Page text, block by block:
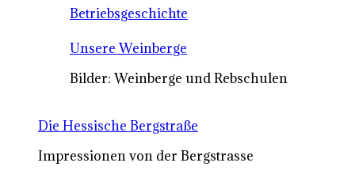
Betriebsgeschichte
Unsere Weinberge
Bilder: Weinberge und Rebschulen
Die Hessische Bergstraße
Impressionen von der Bergstrasse